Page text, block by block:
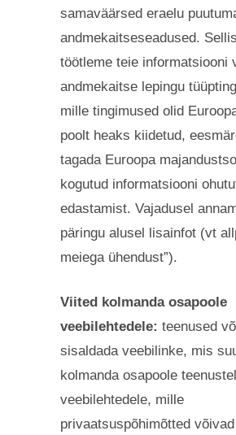
samaväärsed eraelu
andmekaitseseadused.
töötleme teie informatsiooni
andmekaitse lepingu
mille tingimused olid
poolt heaks kiidetud,
tagada Euroopa
kogutud informatsiooni
edastamist. Vajadusel
päringu alusel lisainfot (vt
meiega ühendust”).
Viited kolmanda osapoole
veebilehtedele: teenused
sisaldada veebilinke, mis
kolmanda osapoole
veebilehtedele, mille
privaatsuspõhimõtted